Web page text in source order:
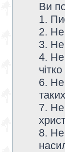
Ви
1.
2. Не
3. Не
4. Не
6. Не
7.
8. Не